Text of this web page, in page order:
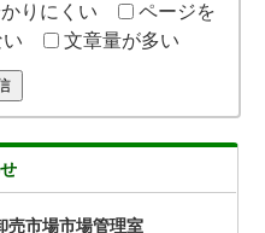
りにくい
ページを
文章量が多い
市場市場管理室